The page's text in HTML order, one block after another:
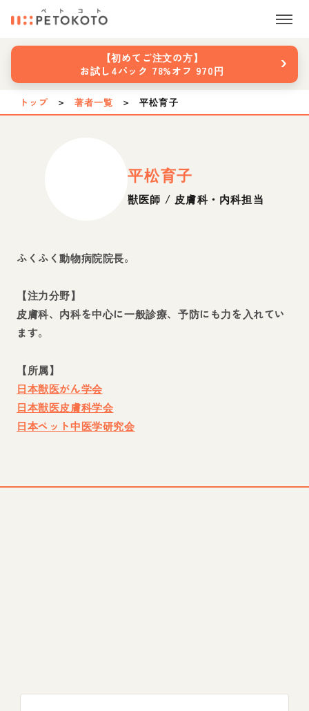
【初めてご注文の方】
お試し4パック 78%オフ 970円
›
トップ ＞ 著者一覧 ＞ 平松育子
平松育子
獣医師 / 皮膚科・内科担当
ふくふく動物病院院長。
【注力分野】
皮膚科、内科を中心に一般診療、予防にも力を入れてい
ます。
【所属】
日本獣医がん学会
日本獣医皮膚科学会
日本ペット中医学研究会